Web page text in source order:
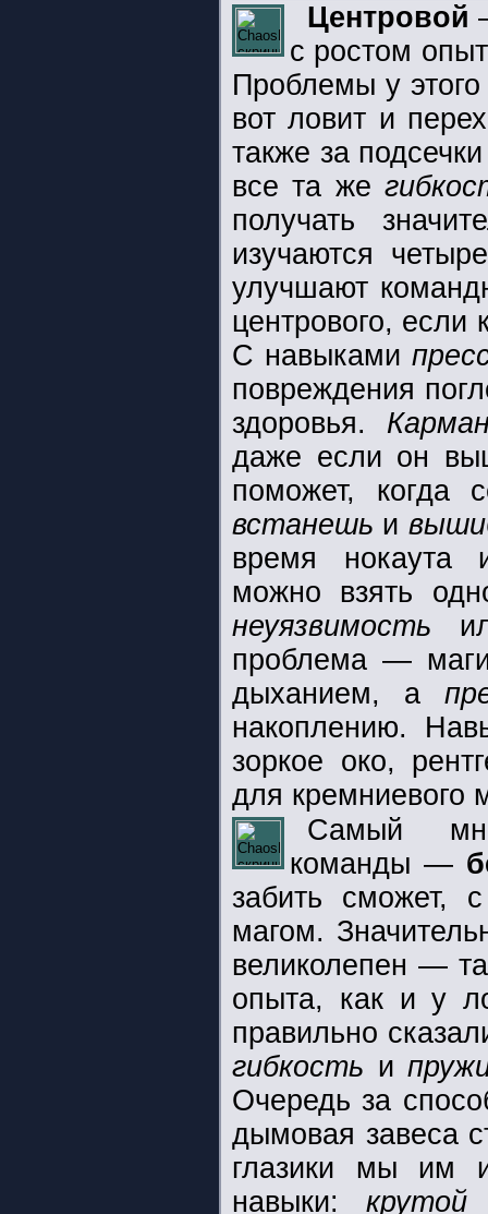
Центровой
с ростом
Проблемы у
вот ловит и
также за
все та же
получать
изучаются
улучшают
центрового, если
С навыками
повреждения
здоровья.
даже если он
поможет, когда
встанешь и
время нокаута
можно взять
неуязвимость
проблема —
дыханием, а
накоплению.
зоркое око,
для кремниевого
Самый
команды —
забить сможет,
магом.
великолепен —
опыта, как и у
правильно
гибкость и
Очередь за
дымовая завеса
глазики мы им
навыки:крутой